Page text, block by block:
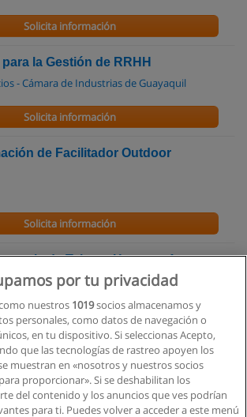
Solicita información
la Gestión de RRHH
- Cámara de Industrias de Guayaquil
Solicita información
de Facilitador Outdoor
Solicita información
de Talento Humano 4
Solicita información
Superior en Gestión del
Tecnológico Quito Metropolitano
por tu privacidad
nuestros 1019socios almacenamos y
personales, como datos de navegación o
en tu dispositivo. Si seleccionas Acepto,
que las tecnologías de rastreo apoyen los
muestran en «nosotros y nuestros socios
proporcionar». Si se deshabilitan los
del contenido y los anuncios que ves podrían
para ti. Puedes volver a acceder a este menú